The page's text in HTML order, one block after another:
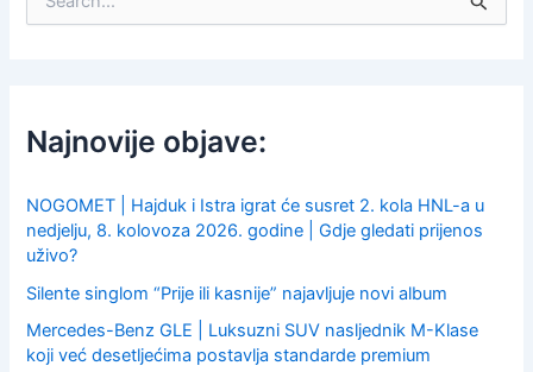
f
o
:
Najnovije objave:
NOGOMET | Hajduk i Istra igrat će susret 2. kola HNL-a u
nedjelju, 8. kolovoza 2026. godine | Gdje gledati prijenos
uživo?
Silente singlom “Prije ili kasnije” najavljuje novi album
Mercedes-Benz GLE | Luksuzni SUV nasljednik M-Klase
koji već desetljećima postavlja standarde premium